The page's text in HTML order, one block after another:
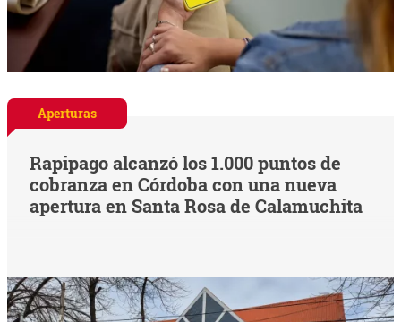
Aperturas
Rapipago alcanzó los 1.000 puntos de
cobranza en Córdoba con una nueva
apertura en Santa Rosa de Calamuchita